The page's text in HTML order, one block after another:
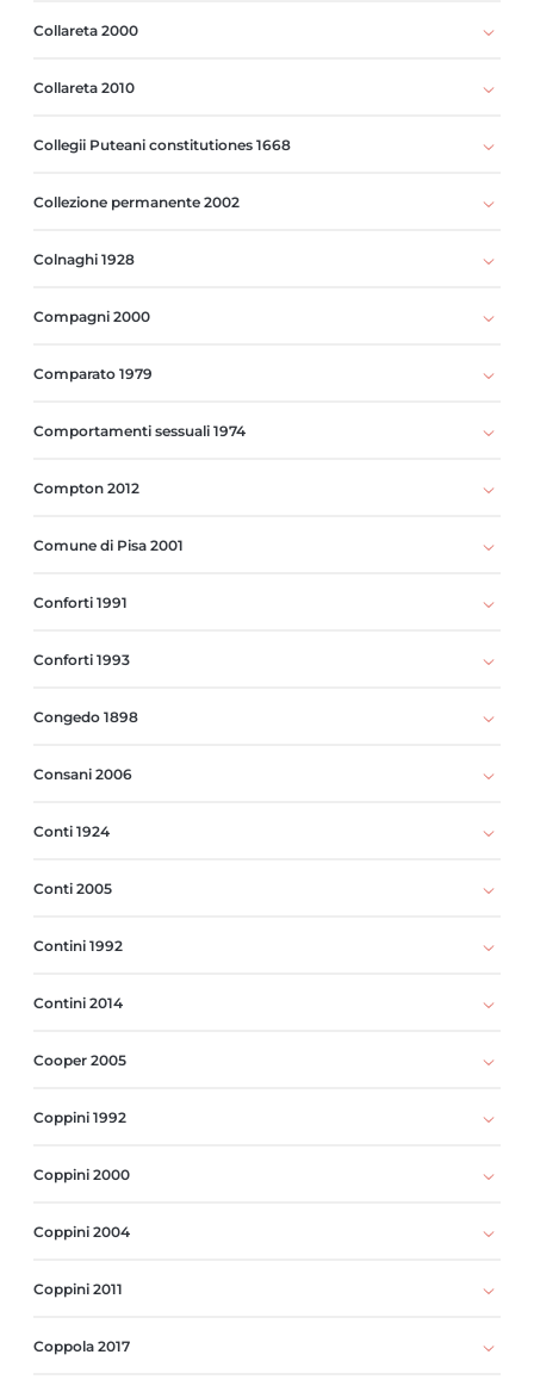
Collareta 2000
Collareta 2010
Collegii Puteani constitutiones 1668
Collezione permanente 2002
Colnaghi 1928
Compagni 2000
Comparato 1979
Comportamenti sessuali 1974
Compton 2012
Comune di Pisa 2001
Conforti 1991
Conforti 1993
Congedo 1898
Consani 2006
Conti 1924
Conti 2005
Contini 1992
Contini 2014
Cooper 2005
Coppini 1992
Coppini 2000
Coppini 2004
Coppini 2011
Coppola 2017